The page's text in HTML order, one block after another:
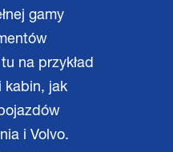
gamy
na przykład
kabin, jak
i Volvo.